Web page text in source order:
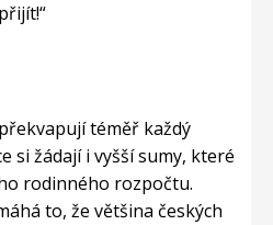
téměř každý
si žádají i vyšší sumy, které
rodinného rozpočtu.
to, že většina českých